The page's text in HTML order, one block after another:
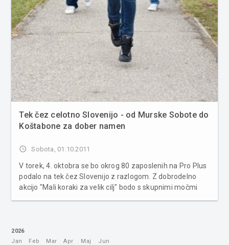
Tek čez celotno Slovenijo - od Murske Sobote do
Koštabone za dober namen
access_time Sobota, 01.10.2011
V torek, 4. oktobra se bo okrog 80 zaposlenih na Pro Plus
podalo na tek čez Slovenijo z razlogom. Z dobrodelno
akcijo "Mali koraki za velik cilj" bodo s skupnimi močmi
2026
Jan
Feb
Mar
Apr
Maj
Jun